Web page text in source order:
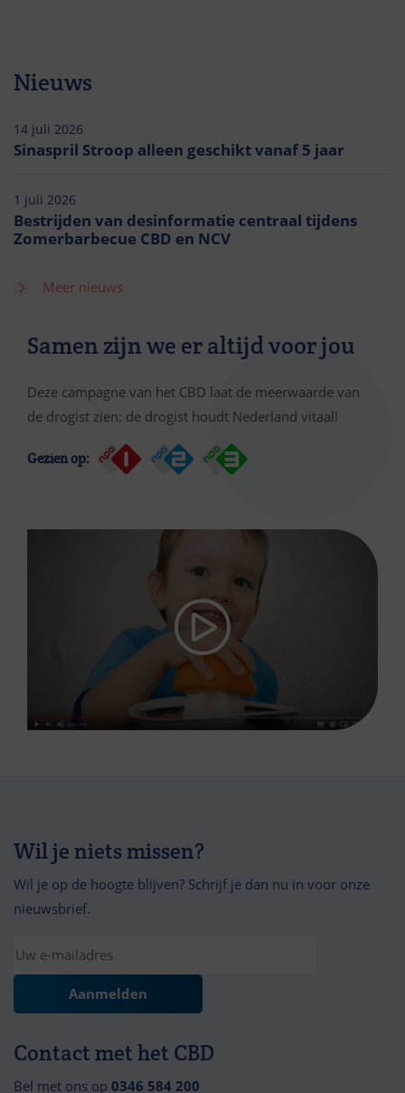
Nieuws
14 juli 2026
Sinaspril Stroop alleen geschikt vanaf 5 jaar
1 juli 2026
Bestrijden van desinformatie centraal tijdens
Zomerbarbecue CBD en NCV
Meer nieuws
Samen zijn we er altijd voor jou
Deze campagne van het CBD laat de meerwaarde van
de drogist zien: de drogist houdt Nederland vitaal!
Gezien op:
Wil je niets missen?
Wil je op de hoogte blijven? Schrijf je dan nu in voor onze
nieuwsbrief.
Contact met het CBD
Bel met ons op 0346 584 200